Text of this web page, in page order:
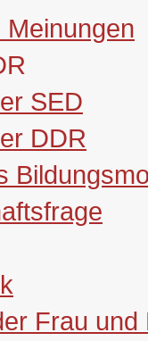
SED
DDR
Frau und